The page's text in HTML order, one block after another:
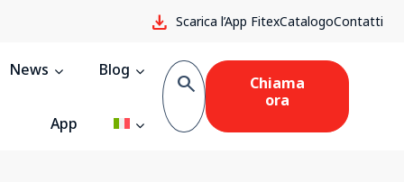
download Scarica l’App FitexCatalogoContatti
News Blog
App
search
Chiama
ora